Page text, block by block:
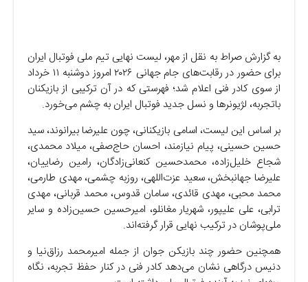
به گزارش صراط به نقل از مهر، لیست نهایی تیم ملی فوتبال ایران
برای حضور در رقابت‌های جام جهانی ۲۰۲۶ امروز دوشنبه ۱۱ خرداد
از سوی کادر فنی اعلام شد؛ فهرستی که در آن ترکیبی از بازیکنان
باتجربه، لژیونر‌ها و نسل جدید فوتبال ایران به چشم می‌خورد.
بر اساس این لیست، اسامی بازیکنانی، چون علیرضا بیرانوند، سید
حسین حسینی، پیام نیازمند، احسان حاج‌صفی، میلاد محمدی،
شجاع خلیل‌زاده، محمدحسین کنعانی‌زادگان، رامین رضاییان،
علیرضا جهانبخش، سعید عزت‌اللهی، روزبه چشمی، مهدی طارمی،
محمد محبی، مهدی قائدی، سامان قدوس، محمد قربانی، مهدی
ترابی، علی علیپور، شهریار مغانلو، امیرحسین حسین‌زاده و سایر
ملی‌پوشان در ترکیب نهایی قرار گرفته‌اند.
همچنین حضور چند بازیکن جوان از جمله امیرمحمد رزاق‌نیا و
دنیس درگاهی نشان می‌دهد کادر فنی در کنار حفظ تجربه، نگاه